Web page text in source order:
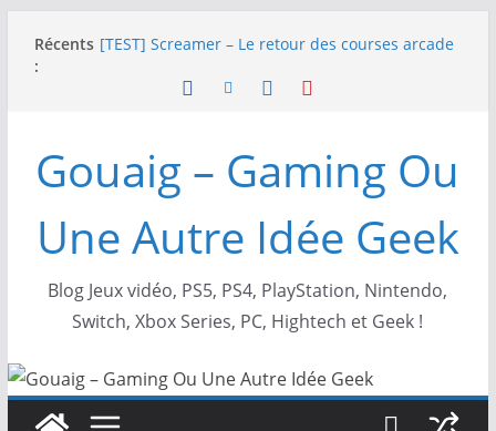
Récents
:
NEOGEO AES+ : La légende de l’arcade est de
[TEST] Screamer – Le retour des courses arcade
[TEST] Ride 6 – Une sortie de piste sur PS5 !
SNK NEOGEO AES+ : un succès dingue !
Gouaig – Gaming Ou
Une Autre Idée Geek
Blog Jeux vidéo, PS5, PS4, PlayStation, Nintendo,
Switch, Xbox Series, PC, Hightech et Geek !